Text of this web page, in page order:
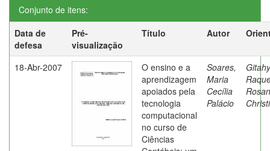
Conjunto de itens:
Data de
defesa
Pré-
visualização
Título Autor
18-Abr-2007
O ensino e a
aprendizagem
apoiados pela
tecnologia
computacional
no curso de
Ciências
Soares,
Maria
Cecília
Palácio
Rosan